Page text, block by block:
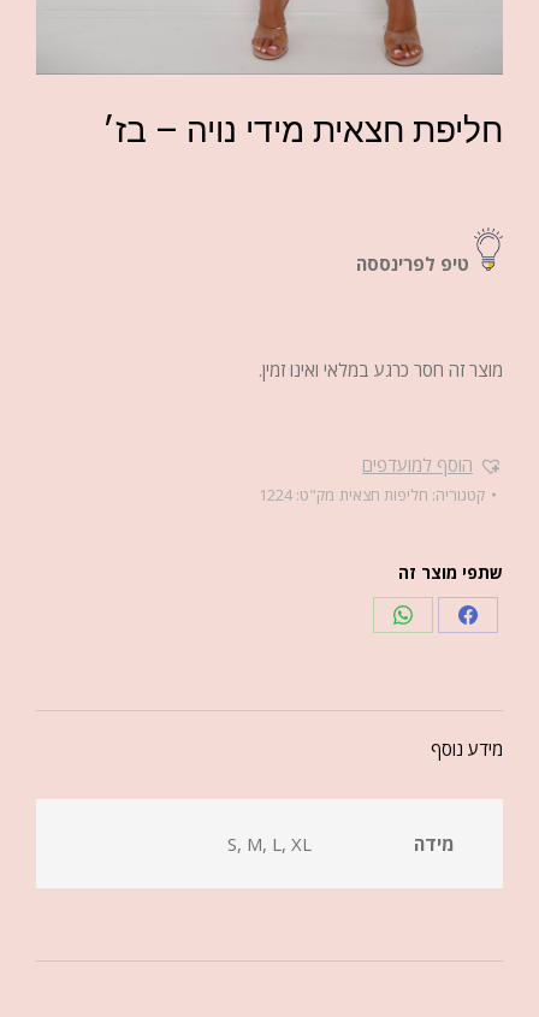
חליפת חצאית מידי נויה – בז׳
טיפ לפרינססה
מוצר זה חסר כרגע במלאי ואינו זמין.
הוסף למועדפים
קטגוריה: חליפות חצאית מק"ט:1224
שתפי מוצר זה
מידע נוסף
מידה S, M, L, XL